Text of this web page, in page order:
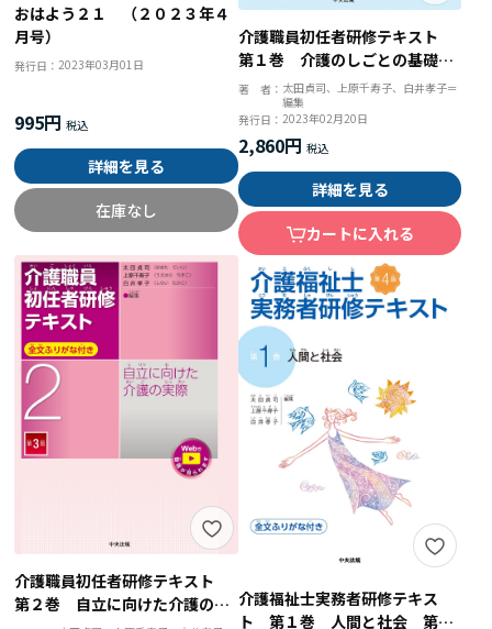
おはよう２１ （２０２３年４
月号）
発行日：2023年03月01日
995円
詳細を見る
在庫なし
介護職員初任者研修テキスト
第１巻 介護のしごとの基礎
第４版
著 者： 太田貞司、上原千寿子、白井孝子＝
編集
発行日： 2023年02月20日
2,860円
詳細を見る
カートに入れる
介護職員初任者研修テキスト
第２巻 自立に向けた介護の実 介護福祉士実務者研修テキス
ト 第１巻 人間と社会 第４